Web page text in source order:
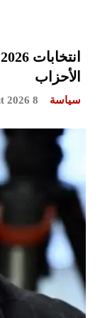
الأحزاب
سياسة 8 août 2026